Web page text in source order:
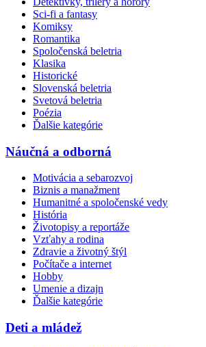
Sci-fi a fantasy
Komiksy
Romantika
Spoločenská beletria
Klasika
Historické
Slovenská beletria
Svetová beletria
Poézia
Ďalšie kategórie
Náučná a odborná
Motivácia a sebarozvoj
Biznis a manažment
Humanitné a spoločenské vedy
História
Životopisy a reportáže
Vzťahy a rodina
Zdravie a životný štýl
Počítače a internet
Hobby
Umenie a dizajn
Ďalšie kategórie
Deti a mládež